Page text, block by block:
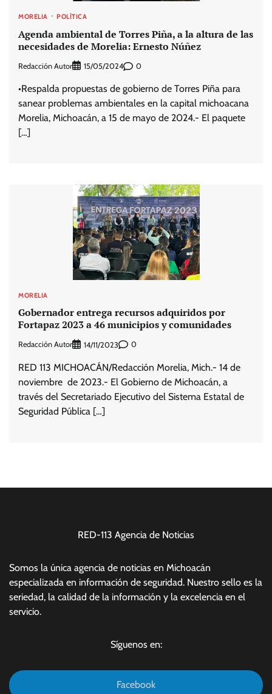
MORELIA POLÍTICA
Agenda ambiental de Torres Piña, a la altura de las
necesidades de Morelia: Ernesto Núñez
Redacción Autor 15/05/2024 0
•Respalda propuestas de gobierno de Torres Piña para
sanear problemas ambientales en la capital michoacana
Morelia, Michoacán, a 15 de mayo de 2024.- El paquete
[…]
MORELIA
Gobernador entrega recursos adquiridos por
Fortapaz 2023 a 46 municipios y comunidades
Redacción Autor 14/11/2023 0
RED 113 MICHOACÁN/Redacción Morelia, Mich.- 14 de
noviembre de 2023.- El Gobierno de Michoacán, a
través del Secretariado Ejecutivo del Sistema Estatal de
Seguridad Pública […]
RED-113 Agencia de Noticias
Somos la única agencia de noticias en Michoacán
especializada en información de seguridad. Nuestro sello es la
seriedad, la calidad de la información y la excelencia en el
servicio.
Síguenos en:
Facebook